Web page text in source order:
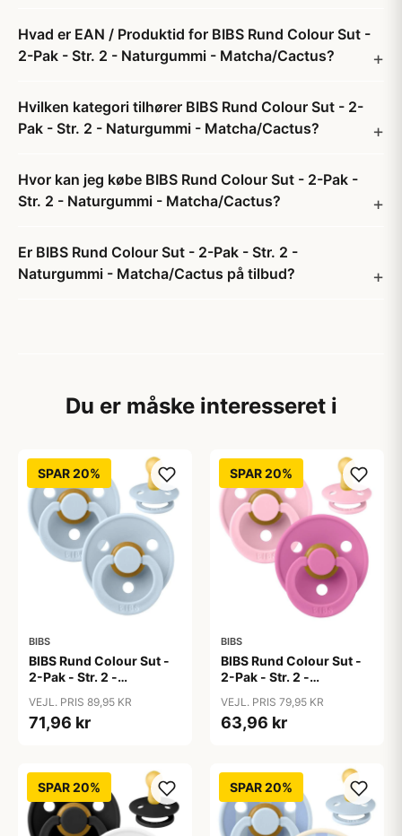
Hvad er EAN / Produktid for BIBS Rund Colour Sut -
2-Pak - Str. 2 - Naturgummi - Matcha/Cactus?
Hvilken kategori tilhører BIBS Rund Colour Sut - 2-
Pak - Str. 2 - Naturgummi - Matcha/Cactus?
Hvor kan jeg købe BIBS Rund Colour Sut - 2-Pak -
Str. 2 - Naturgummi - Matcha/Cactus?
Er BIBS Rund Colour Sut - 2-Pak - Str. 2 -
Naturgummi - Matcha/Cactus på tilbud?
Du er måske interesseret i
SPAR 20%
BIBS
BIBS Rund Colour Sut -
2-Pak - Str. 2 -
Blue/Baby Blue
VEJL. PRIS 89,95 KR
71,96 kr
SPAR 20%
BIBS
BIBS Rund Colour Sut -
2-Pak - Str. 2 -
Pink/Bubblegum
VEJL. PRIS 79,95 KR
63,96 kr
SPAR 20% SPAR 20%